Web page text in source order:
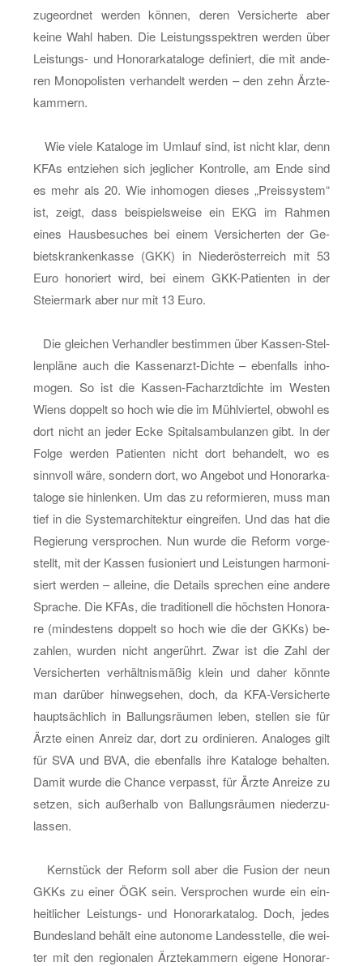
nicht
die
„größ­
te
re­
form
der
Zwei­
ten
Re­
pu­
blik“
zu­ge­ord­net wer­den kön­nen, deren Ver­si­cher­te aber
keine Wahl haben. Die Leis­tungs­spek­tren wer­den über
Leis­tungs- und Ho­no­rar­ka­ta­lo­ge de­fi­niert, die mit an­de­
ren Mo­no­po­lis­ten ver­han­delt wer­den – den zehn Ärz­te­
kam­mern.
Wie viele Ka­ta­lo­ge im Um­lauf sind, ist nicht klar, denn
KFAs ent­zie­hen sich jeg­li­cher Kon­trol­le, am Ende sind
es mehr als 20. Wie in­ho­mo­gen die­ses „Preis­sys­tem“
ist, zeigt, dass bei­spiels­wei­se ein EKG im Rah­men
eines Haus­be­su­ches bei einem Ver­si­cher­ten der Ge­
biets­kran­ken­kas­se (GKK) in Nie­der­ös­ter­reich mit 53
Euro ho­no­riert wird, bei einem GKK-Pa­ti­en­ten in der
Stei­er­mark aber nur mit 13 Euro.
Die glei­chen Ver­hand­ler be­stim­men über Kas­sen-Stel­
len­plä­ne auch die Kas­sen­arzt-Dich­te – eben­falls in­ho­
mo­gen. So ist die Kas­sen-Fach­arzt­dich­te im Wes­ten
Wiens dop­pelt so hoch wie die im Mühl­vier­tel, ob­wohl es
dort nicht an jeder Ecke Spi­tals­am­bu­lan­zen gibt. In der
Folge wer­den Pa­ti­en­ten nicht dort be­han­delt, wo es
sinn­voll wäre, son­dern dort, wo An­ge­bot und Ho­no­rar­ka­
ta­lo­ge sie hin­len­ken. Um das zu re­for­mie­ren, muss man
tief in die Sys­tem­ar­chi­tek­tur ein­grei­fen. Und das hat die
Re­gie­rung ver­spro­chen. Nun wurde die Re­form vor­ge­
stellt, mit der Kas­sen fu­sio­niert und Leis­tun­gen har­mo­ni­
siert wer­den – al­lei­ne, die De­tails spre­chen eine an­de­re
Spra­che. Die KFAs, die tra­di­tio­nell die höchs­ten Ho­no­ra­
re (min­des­tens dop­pelt so hoch wie die der GKKs) be­
zah­len, wur­den nicht an­ge­rührt. Zwar ist die Zahl der
Ver­si­cher­ten ver­hält­nis­mä­ßig klein und daher könn­te
man dar­über hin­weg­se­hen, doch, da KFA-Ver­si­cher­te
haupt­säch­lich in Bal­lungs­räu­men leben, stel­len sie für
Ärzte einen An­reiz dar, dort zu or­di­nie­ren. Ana­lo­ges gilt
für SVA und BVA, die eben­falls ihre Ka­ta­lo­ge be­hal­ten.
Damit wurde die Chan­ce ver­passt, für Ärzte An­rei­ze zu
set­zen, sich au­ßer­halb von Bal­lungs­räu­men nie­der­zu­
las­sen.
Kern­stück der Re­form soll aber die Fu­si­on der neun
GKKs zu einer ÖGK sein. Ver­spro­chen wurde ein ein­
heit­li­cher Leis­tungs- und Ho­no­rar­ka­ta­log. Doch, jedes
Bun­des­land be­hält eine au­to­no­me Lan­des­stel­le, die wei­
ter mit den re­gio­na­len Ärz­te­kam­mern ei­ge­ne Ho­no­rar­